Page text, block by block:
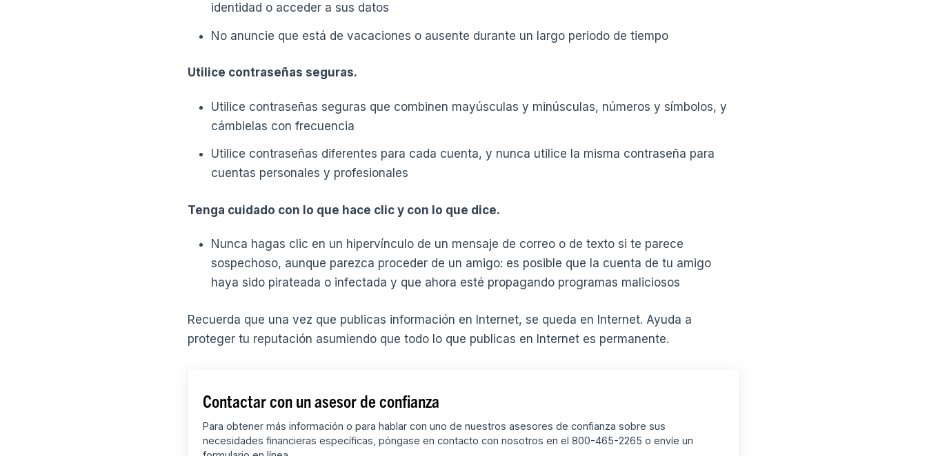
identidad o acceder a sus datos
No anuncie que está de vacaciones o ausente durante un largo periodo de tiempo
Utilice contraseñas seguras.
Utilice contraseñas seguras que combinen mayúsculas y minúsculas, números y símbolos, y
cámbielas con frecuencia
Utilice contraseñas diferentes para cada cuenta, y nunca utilice la misma contraseña para
cuentas personales y profesionales
Tenga cuidado con lo que hace clic y con lo que dice.
Nunca hagas clic en un hipervínculo de un mensaje de correo o de texto si te parece
sospechoso, aunque parezca proceder de un amigo: es posible que la cuenta de tu amigo
haya sido pirateada o infectada y que ahora esté propagando programas maliciosos
Recuerda que una vez que publicas información en Internet, se queda en Internet. Ayuda a
proteger tu reputación asumiendo que todo lo que publicas en Internet es permanente.
Contactar con un asesor de confianza
Para obtener más información o para hablar con uno de nuestros asesores de confianza sobre sus
necesidades financieras específicas, póngase en contacto con nosotros en el 800-465-2265 o envíe un